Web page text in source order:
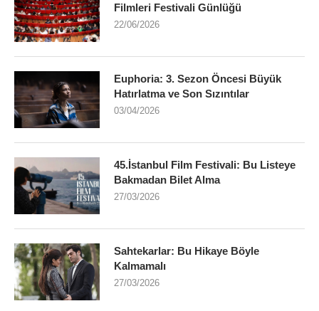
Filmleri Festivali Günlüğü
22/06/2026
Euphoria: 3. Sezon Öncesi Büyük
Hatırlatma ve Son Sızıntılar
03/04/2026
45.İstanbul Film Festivali: Bu Listeye
Bakmadan Bilet Alma
27/03/2026
Sahtekarlar: Bu Hikaye Böyle
Kalmamalı
27/03/2026